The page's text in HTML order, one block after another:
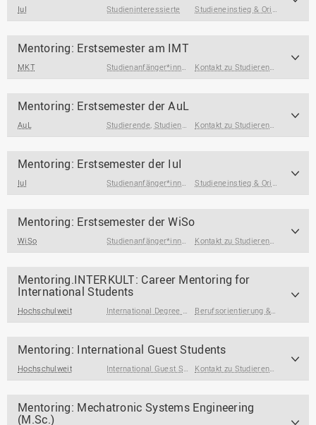
IuI Studieninteressierte Studieneinstieg & Orientierung
Mentoring: Erstsemester am IMT
MKT Studienanfänger*innen Kontakt zu Studierenden & Alumni
Mentoring: Erstsemester der AuL
AuL Studierende, Studienanfänger*innen Kontakt zu Studierenden & Alumni
Mentoring: Erstsemester der IuI
IuI Studienanfänger*innen Studieneinstieg & Orientierung
Mentoring: Erstsemester der WiSo
WiSo Studienanfänger*innen Kontakt zu Studierenden & Alumni
Mentoring.INTERKULT: Career Mentoring for
International Students
Hochschulweit International Degree Seeking Students Berufsorientierung & Profilbildung
Mentoring: International Guest Students
Hochschulweit International Guest Students Kontakt zu Studierenden & Alumni
Mentoring: Mechatronic Systems Engineering
(M.Sc.)